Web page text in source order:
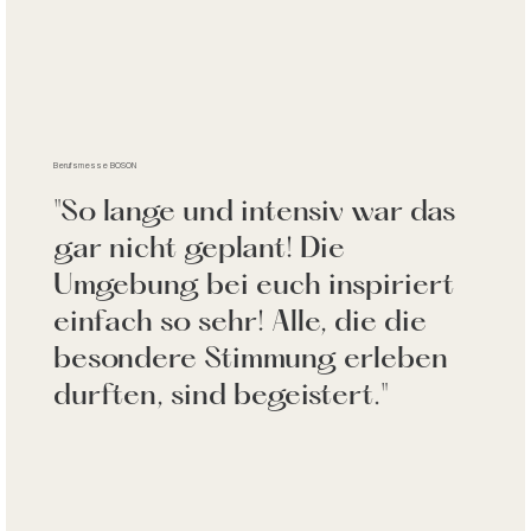
"So lange und intensiv war das
gar nicht geplant! Die
Umgebung bei euch inspiriert
einfach so sehr! Alle, die die
besondere Stimmung erleben
durften, sind begeistert."
Berufsmesse BOSON